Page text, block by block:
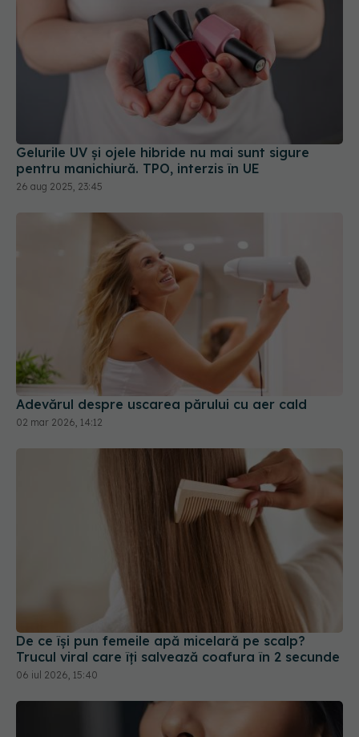
Gelurile UV și ojele hibride nu mai sunt sigure
pentru manichiură. TPO, interzis în UE
Adevărul despre uscarea părului cu aer cald
02 mar 2026, 14:12
De ce își pun femeile apă micelară pe scalp?
Trucul viral care îți salvează coafura în 2 secunde